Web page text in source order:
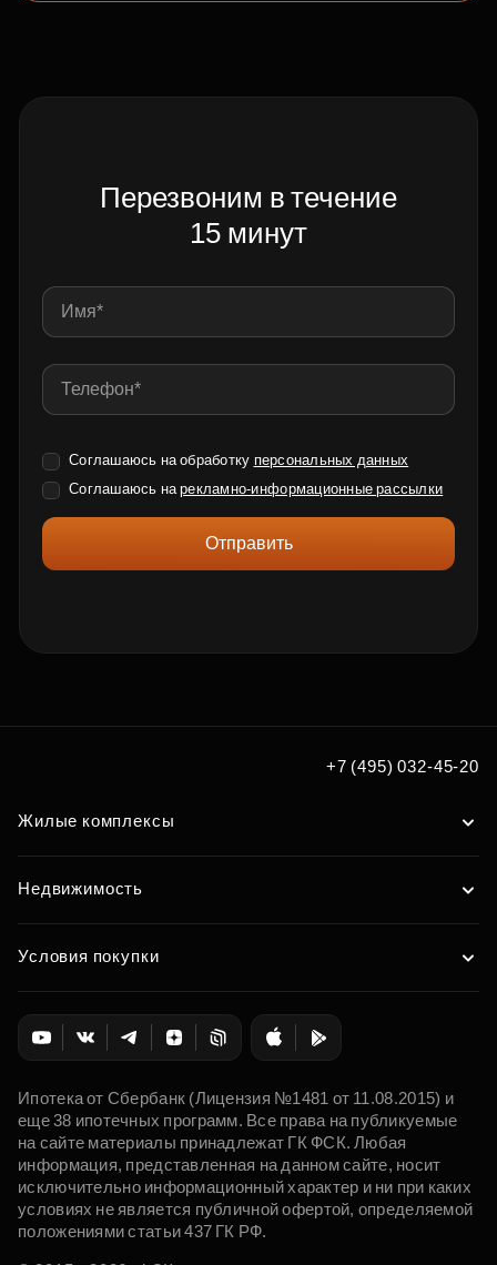
Перезвоним в течение
15 минут
Соглашаюсь на обработку персональных данных
Соглашаюсь нарекламно-информационные рассылки
Отправить
+7 (495) 032-45-20
Жилые комплексы
Недвижимость
Условия покупки
Ипотека от Сбербанк (Лицензия №1481 от 11.08.2015) и
еще 38 ипотечных программ. Все права на публикуемые
на сайте материалы принадлежат ГК ФСК. Любая
информация, представленная на данном сайте, носит
исключительно информационный характер и ни при каких
условиях не является публичной офертой, определяемой
положениями статьи 437 ГК РФ.